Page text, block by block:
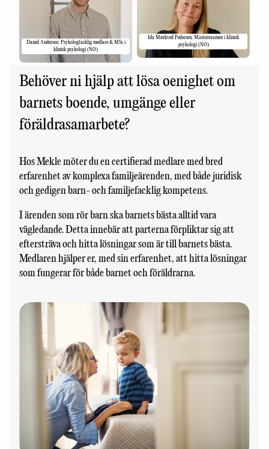
Daniel Andersen, Psykologfacklig medlare & MSc i
klinisk psykologi (NO)
Ida Mørkved Pedersen, Masterexamen i klinisk
psykologi (NO)
Behöver ni hjälp att lösa oenighet om
barnets boende, umgänge eller
föräldrasamarbete?
Hos Mekle möter du en certifierad medlare med bred
erfarenhet av komplexa familjeärenden, med både juridisk
och gedigen barn- och familjefacklig kompetens.
I ärenden som rör barn ska barnets bästa alltid vara
vägledande. Detta innebär att parterna förpliktar sig att
eftersträva och hitta lösningar som är till barnets bästa.
Medlaren hjälper er, med sin erfarenhet, att hitta lösningar
som fungerar för både barnet och föräldrarna.